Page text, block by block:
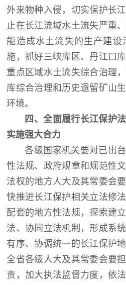
外来物种入侵，切实保护长
止在长江流域水土流失严重
能造成水土流失的生产建
施，抓好三峡库区、丹江口
重点区域水土流失综合治理
库综合治理和历史遗留矿山
环境。
四、全面履行长江保护
实施强大合力
各级国家机关要对已出
性法规、政府规章和规范性
法权的地方人大及其常委会
快推进长江保护相关立法修
配套的地方性法规，探索建
法、协同立法机制，形成系
有序、协调统一的长江保护
全省各级人大及其常委会要
责，加大执法监督力度，依